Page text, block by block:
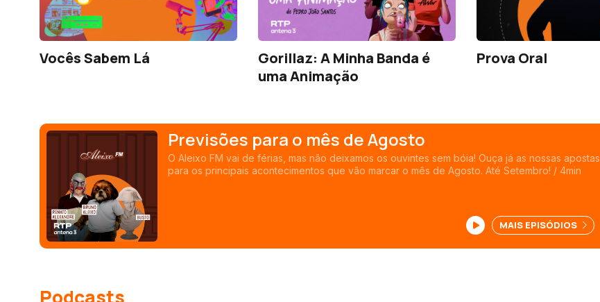
Vocês Sabem Lá
Gorillaz: A Minha Banda é
uma Animação
Prova Oral
Previsões para o mês de Agosto
O Aleixo FM vai de férias, mas não deixamos os ouvintes sem bóia! Ouça já as nossas apostas
para os principais acontecimentos que vão marcar o mês de Agosto. Até Setembro! / 4min
MAIS EPISÓDIOS